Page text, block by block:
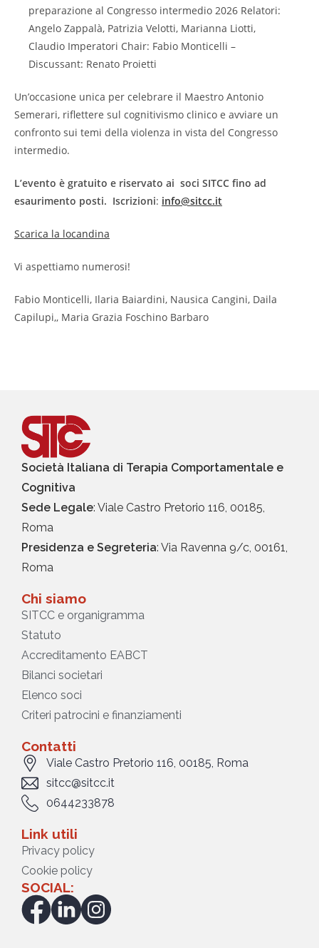
preparazione al Congresso intermedio 2026 Relatori:
Angelo Zappalà, Patrizia Velotti, Marianna Liotti,
Claudio Imperatori Chair: Fabio Monticelli –
Discussant: Renato Proietti
Un’occasione unica per celebrare il Maestro Antonio
Semerari, riflettere sul cognitivismo clinico e avviare un
confronto sui temi della violenza in vista del Congresso
intermedio.
L’evento è gratuito e riservato ai soci SITCC fino ad
esaurimento posti. Iscrizioni: info@sitcc.it
Scarica la locandina
Vi aspettiamo numerosi!
Fabio Monticelli, Ilaria Baiardini, Nausica Cangini, Daila
Capilupi,, Maria Grazia Foschino Barbaro
Società Italiana di Terapia Comportamentale e
Cognitiva
Sede Legale: Viale Castro Pretorio 116, 00185,
Roma
Presidenza e Segreteria: Via Ravenna 9/c, 00161,
Roma
Chi siamo
SITCC e organigramma
Statuto
Accreditamento EABCT
Bilanci societari
Elenco soci
Criteri patrocini e finanziamenti
Contatti
Viale Castro Pretorio 116, 00185, Roma
sitcc@sitcc.it
0644233878
Link utili
Privacy policy
Cookie policy
SOCIAL: